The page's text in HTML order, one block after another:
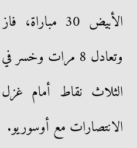
الثلاث نقاط أمام غزل
الانتصارات مع أوسوريو.